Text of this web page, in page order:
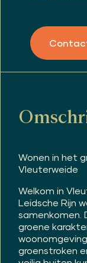
Wonen in het
Vleuterweide
Welkom in
Leidsche Rijn
samenkomen.
groene
groenstroken